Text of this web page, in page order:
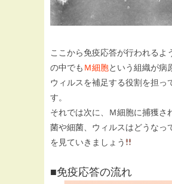
ここから免疫応答が行われるよ
の中でも Ｍ細胞という組織が病
ウィルスを補足する役割を担っ
す。
それでは次に、Ｍ細胞に捕獲さ
菌や細菌、ウィルスはどうなっ
を見ていきましょう
■免疫応答の流れ